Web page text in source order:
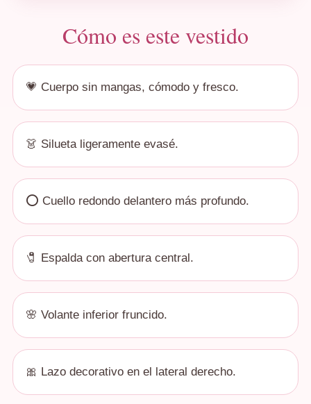
Cómo es este vestido
💗 Cuerpo sin mangas, cómodo y fresco.
👗 Silueta ligeramente evasé.
⭕ Cuello redondo delantero más profundo.
🧷 Espalda con abertura central.
🌸 Volante inferior fruncido.
🎀 Lazo decorativo en el lateral derecho.